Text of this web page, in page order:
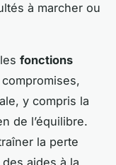
à marcher ou
fonctions
y compris la
de l’équilibre.
la perte